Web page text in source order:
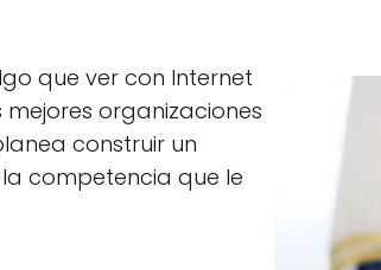
que ver con Internet
organizaciones
construir un
competencia que le